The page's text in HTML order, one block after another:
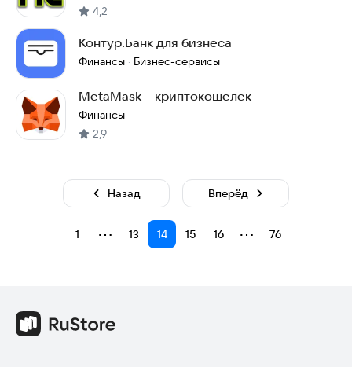
4,2
Контур.Банк для бизнеса
Финансы · Бизнес-сервисы
MetaMask – криптокошелек
Финансы
2,9
Назад
1 ⋯ 13 14 15 16 ⋯ 76
Вперёд